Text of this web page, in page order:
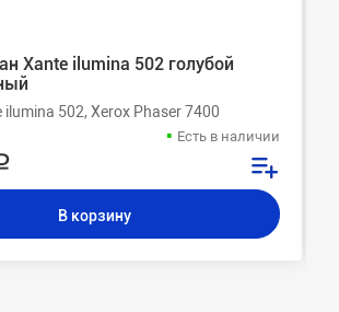
Xante ilumina 502 голубой
ilumina 502, Xerox Phaser 7400
Есть в наличии
В корзину